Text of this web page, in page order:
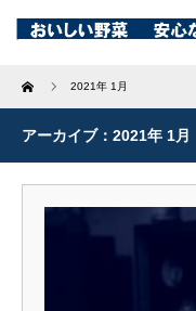
Home 2021年 1月
アーカイブ：2021年 1月